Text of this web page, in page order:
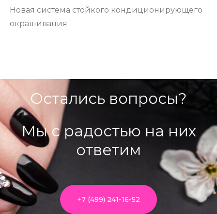
Новая система стойкого кондиционирующего
окрашивания
Остались вопросы?
Мы с радостью на них
ответим
+7 (499) 241-16-52